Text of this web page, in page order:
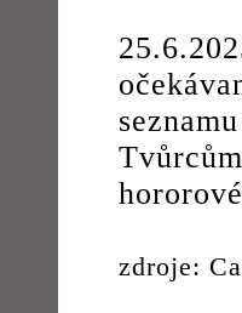
zdroje: